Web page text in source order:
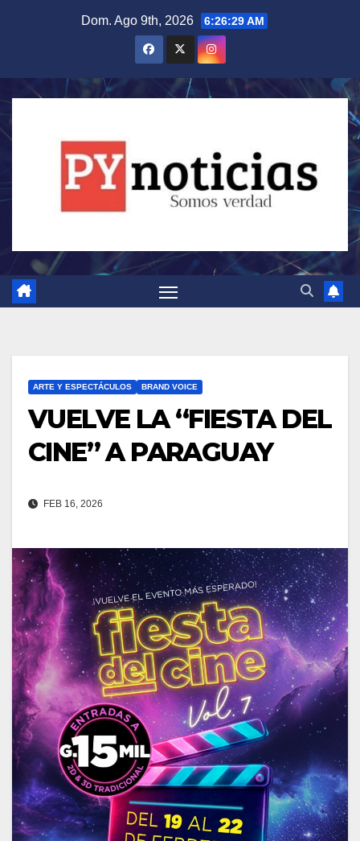
Dom. Ago 9th, 2026 6:26:30 AM
ARTE Y ESPECTÁCULOS BRAND VOICE
VUELVE LA “FIESTA DEL
CINE” A PARAGUAY
FEB 16, 2026